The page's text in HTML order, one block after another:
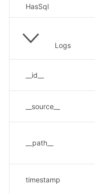
HasSql
Logs
__id__
__source__
__path__
timestamp